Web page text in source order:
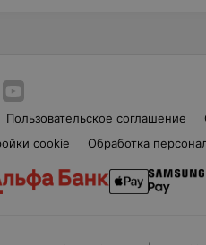
Пользовательское соглашение
cookie Обработка